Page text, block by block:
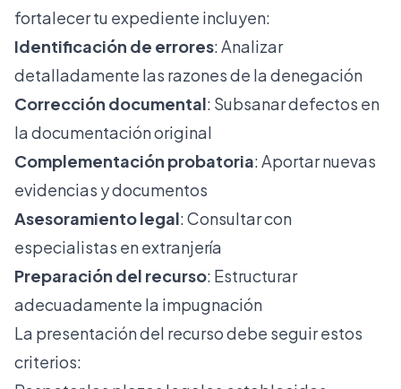
fortalecer tu expediente incluyen:
Identificación de errores: Analizar
detalladamente las razones de la denegación
Corrección documental: Subsanar defectos en
la documentación original
Complementación probatoria: Aportar nuevas
evidencias y documentos
Asesoramiento legal: Consultar con
especialistas en extranjería
Preparación del recurso: Estructurar
adecuadamente la impugnación
La presentación del recurso debe seguir estos
criterios: